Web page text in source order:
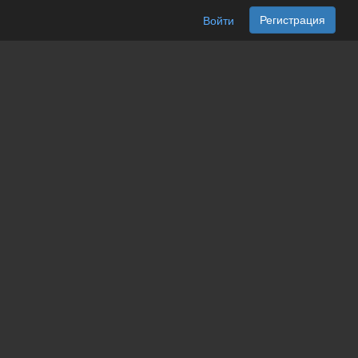
Войти Регистрация